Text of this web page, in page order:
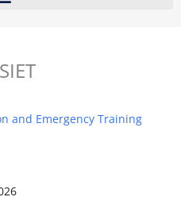
and Emergency Training